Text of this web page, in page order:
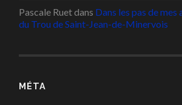
Pascale Ruetdans Dans les pas de mes
du Trou de Saint-Jean-de-Minervois
MÉTA